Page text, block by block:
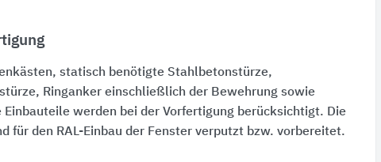
statisch benötigte Stahlbetonstürze,
Ringanker einschließlich der Bewehrung sowie
Einbauteile werden bei der Vorfertigung berücksichtigt. Die
für den RAL-Einbau der Fenster verputzt bzw. vorbereitet.